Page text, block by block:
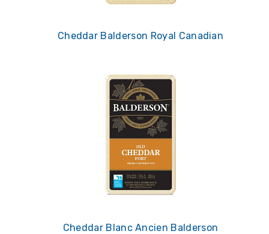
Cheddar Balderson Royal Canadian
Cheddar Blanc Ancien Balderson